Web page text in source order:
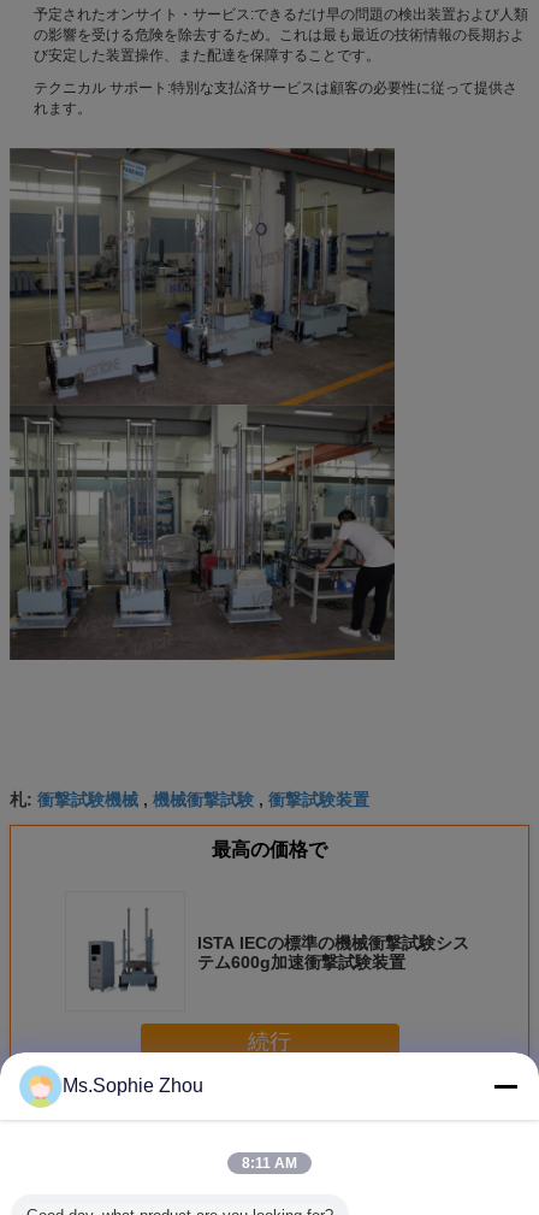
予定されたオンサイト・サービス:できるだけ早の問題の検出装置および人類
の影響を受ける危険を除去するため。これは最も最近の技術情報の長期およ
び安定した装置操作、また配達を保障することです。
テクニカル サポート:特別な支払済サービスは顧客の必要性に従って提供さ
れます。
札: 衝撃試験機械 , 機械衝撃試験 , 衝撃試験装置
最高の価格で
ISTA IECの標準の機械衝撃試験シス
テム600g加速衝撃試験装置
続行
多く衝撃試験システム
Ms.Sophie Zhou
8:11 AM